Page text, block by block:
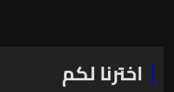
اخترنا لكم